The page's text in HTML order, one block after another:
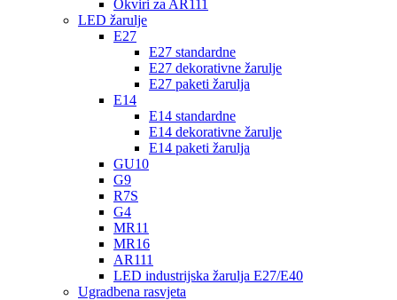
Okviri za AR111
LED žarulje
E27
E27 standardne
E27 dekorativne žarulje
E27 paketi žarulja
E14
E14 standardne
E14 dekorativne žarulje
E14 paketi žarulja
GU10
G9
R7S
G4
MR11
MR16
AR111
LED industrijska žarulja E27/E40
Ugradbena rasvjeta